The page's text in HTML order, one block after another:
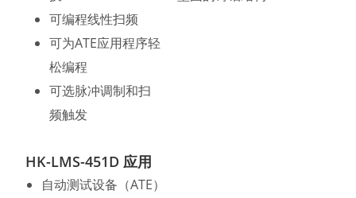
可编程线性扫频
可为ATE应用程序轻
松编程
可选脉冲调制和扫
频触发
HK-LMS-451D 应用
自动测试设备（ATE）